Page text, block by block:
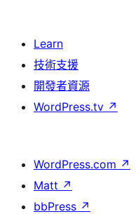
Learn
技術支援
開發者資源
WordPress.tv ↗
WordPress.com ↗
Matt ↗
bbPress ↗